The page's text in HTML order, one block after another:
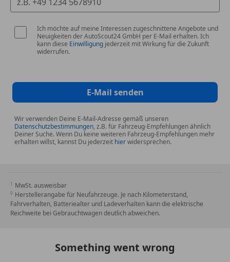
Ich möchte auf meine Interessen zugeschnittene Angebote und
Neuigkeiten der AutoScout24 GmbH per E-Mail erhalten. Ich
kann diese Einwilligung jederzeit mit Wirkung für die Zukunft
widerrufen.
E-Mail senden
Wir verwenden Deine E-Mail-Adresse gemäß unseren
Datenschutzbestimmungen, z.B. für Fahrzeug-Empfehlungen ähnlich
Deiner Suche. Wenn Du keine weiteren Fahrzeug-Empfehlungen mehr
erhalten willst, kannst Du jederzeit hierwidersprechen.
MwSt. ausweisbar
Herstellerangabe für Neufahrzeuge. Je nach Kilometerstand,
Fahrverhalten, Batteriealter und Ladeverhalten kann die elektrische
Reichweite bei Gebrauchtwagen deutlich abweichen.
Something went wrong